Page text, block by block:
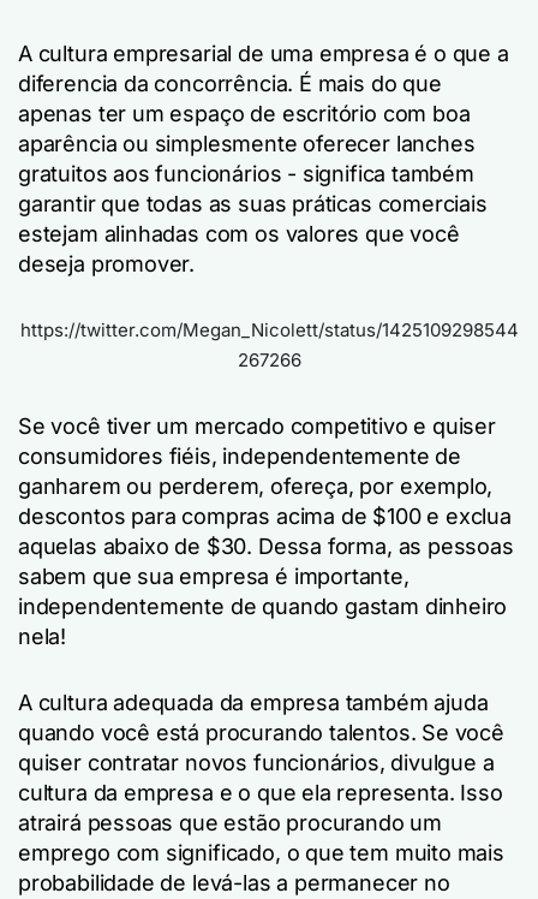
A cultura empresarial de uma empresa é o que a
diferencia da concorrência. É mais do que
apenas ter um espaço de escritório com boa
aparência ou simplesmente oferecer lanches
gratuitos aos funcionários - significa também
garantir que todas as suas práticas comerciais
estejam alinhadas com os valores que você
deseja promover.
https://twitter.com/Megan_Nicolett/status/1425109298544
267266
Se você tiver um mercado competitivo e quiser
consumidores fiéis, independentemente de
ganharem ou perderem, ofereça, por exemplo,
descontos para compras acima de $100 e exclua
aquelas abaixo de $30. Dessa forma, as pessoas
sabem que sua empresa é importante,
independentemente de quando gastam dinheiro
nela!
A cultura adequada da empresa também ajuda
quando você está procurando talentos. Se você
quiser contratar novos funcionários, divulgue a
cultura da empresa e o que ela representa. Isso
atrairá pessoas que estão procurando um
emprego com significado, o que tem muito mais
probabilidade de levá-las a permanecer no